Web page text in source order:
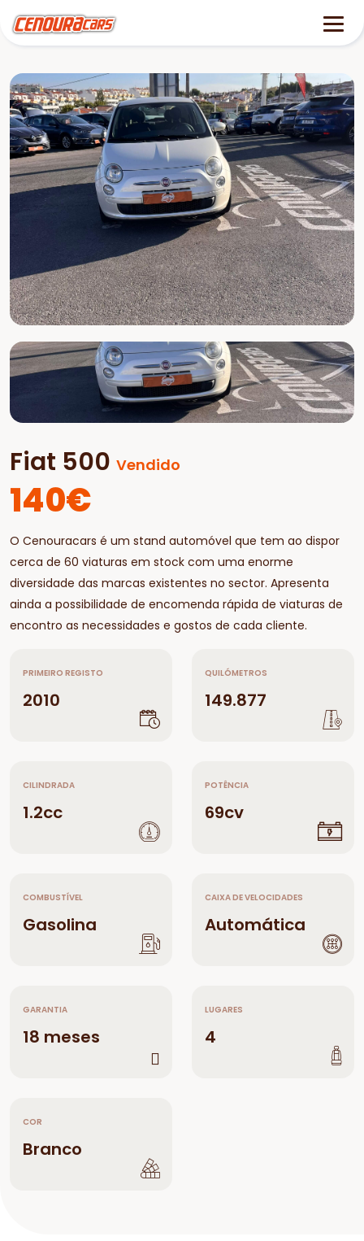
Fiat 500 Vendido
140€
O Cenouracars é um stand automóvel que tem ao dispor
cerca de 60 viaturas em stock com uma enorme
diversidade das marcas existentes no sector. Apresenta
ainda a possibilidade de encomenda rápida de viaturas de
encontro as necessidades e gostos de cada cliente.
PRIMEIRO REGISTO
2010
QUILÓMETROS
149.877
CILINDRADA
1.2cc
POTÊNCIA
69cv
COMBUSTÍVEL
Gasolina
CAIXA DE VELOCIDADES
Automática
GARANTIA
18 meses
LUGARES
4
COR
Branco